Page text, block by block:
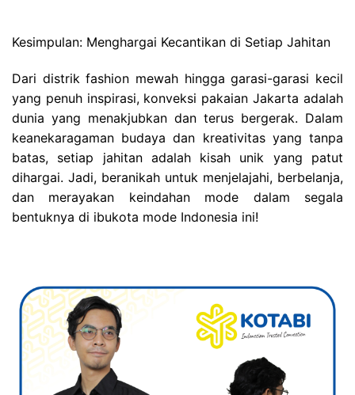
Kesimpulan: Menghargai Kecantikan di Setiap Jahitan
Dari distrik fashion mewah hingga garasi-garasi kecil
yang penuh inspirasi, konveksi pakaian Jakarta adalah
dunia yang menakjubkan dan terus bergerak. Dalam
keanekaragaman budaya dan kreativitas yang tanpa
batas, setiap jahitan adalah kisah unik yang patut
dihargai. Jadi, beranikah untuk menjelajahi, berbelanja,
dan merayakan keindahan mode dalam segala
bentuknya di ibukota mode Indonesia ini!